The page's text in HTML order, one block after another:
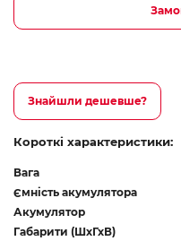
Знайшли дешевше?
Короткі характеристики:
Вага
Ємність акумулятора
Акумулятор
Габарити (ШхГхВ)